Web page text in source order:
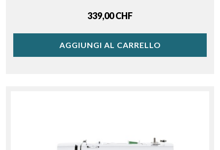
Price
339,00 CHF
AGGIUNGI AL CARRELLO